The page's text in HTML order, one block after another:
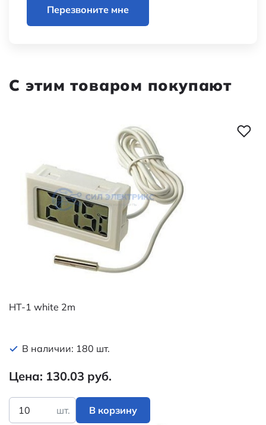
Перезвоните мне
С этим товаром покупают
HT-1 white 2m
В наличии: 180 шт.
Цена: 130.03 руб.
шт. В корзину